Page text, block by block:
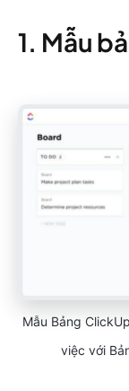
1. Mẫu
Mẫu Bảng
việc với